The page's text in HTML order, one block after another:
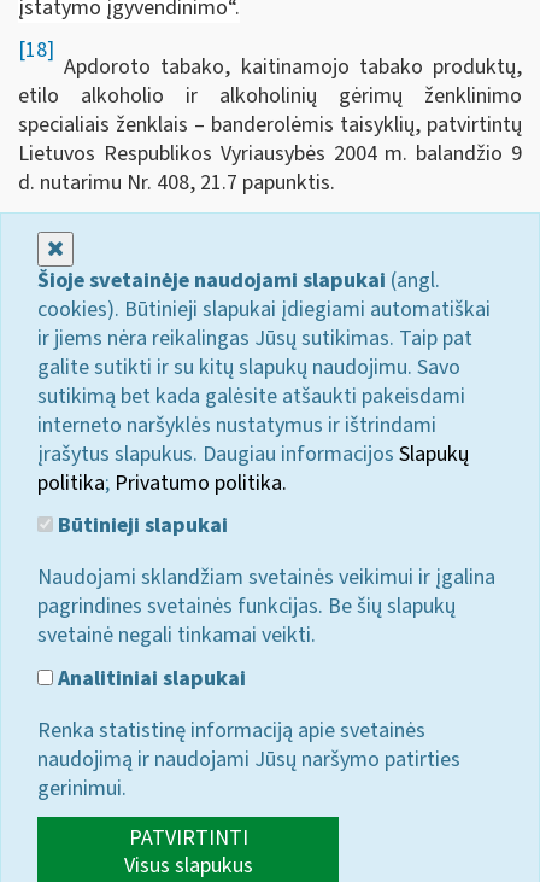
įstatymo įgyvendinimo“.
[18]
Apdoroto tabako, kaitinamojo tabako produktų,
etilo alkoholio ir alkoholinių gėrimų ženklinimo
specialiais ženklais – banderolėmis taisyklių, patvirtintų
Lietuvos Respublikos Vyriausybės 2004 m. balandžio 9
d. nutarimu Nr. 408, 21.7 papunktis.
Šioje svetainėje naudojami slapukai (angl.
cookies). Būtinieji slapukai įdiegiami automatiškai
ir jiems nėra reikalingas Jūsų sutikimas. Taip pat
galite sutikti ir su kitų slapukų naudojimu. Savo
sutikimą bet kada galėsite atšaukti pakeisdami
interneto naršyklės nustatymus ir ištrindami
įrašytus slapukus. Daugiau informacijos Slapukų
politika; Privatumo politika.
Būtinieji slapukai
Naudojami sklandžiam svetainės veikimui ir įgalina
pagrindines svetainės funkcijas. Be šių slapukų
svetainė negali tinkamai veikti.
Analitiniai slapukai
Renka statistinę informaciją apie svetainės
naudojimą ir naudojami Jūsų naršymo patirties
gerinimui.
PATVIRTINTI
Visus slapukus